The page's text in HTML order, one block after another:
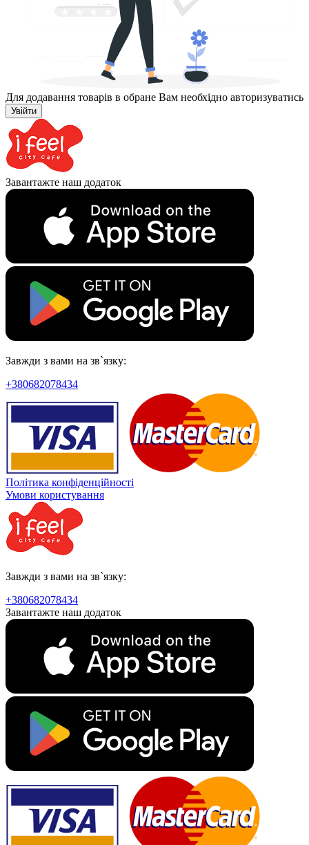
Для додавання товарів в обране Вам необхідно авторизуватись
Увійти
Завантажте наш додаток
Завжди з вами на зв`язку:
+380682078434
Політика конфіденційності
Умови користування
Завжди з вами на зв`язку:
+380682078434
Завантажте наш додаток